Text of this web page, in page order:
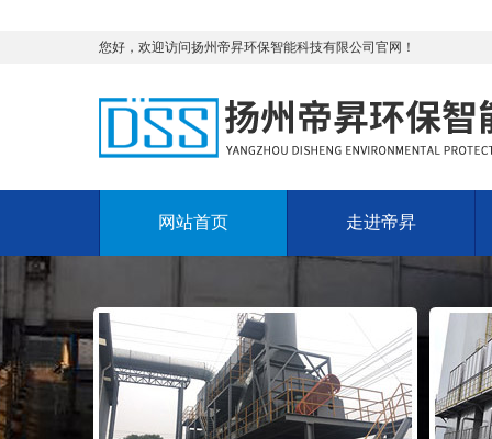
您好，欢迎访问扬州帝昇环保智能科技有限公司官网！
网站首页 走进帝昇